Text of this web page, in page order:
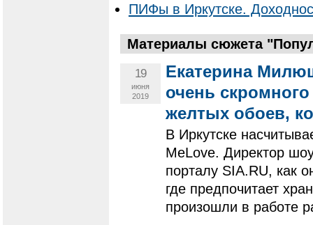
ПИФы в Иркутске.
Материалы сюжета
19
июня
2019
Екатерина
очень
желтых обоев,
В Иркутске
MeLove. Директор
порталу SIA.RU, как
где предпочитает
произошли в работе